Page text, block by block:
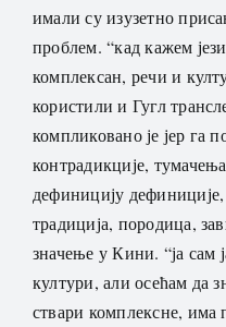
имали су изузетно
проблем. “кад кажем
комплексан, речи и
користили и Гугл
компликовано је јер га
контрадикције,
дефиницију
традиција, породица,
значење у Кини. “ја сам
култури, али осећам да
ствари комплексне,